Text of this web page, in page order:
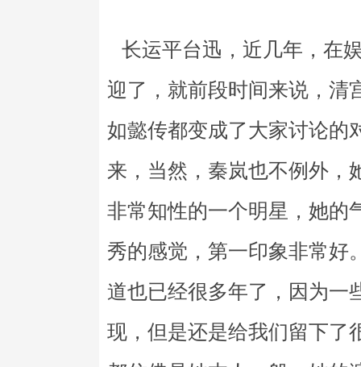
长运平台迅，近几年，在
迎了，就前段时间来说，清
如懿传都变成了大家讨论的
来，当然，秦岚也不例外，
非常知性的一个明星，她的
秀的感觉，第一印象非常好
道也已经很多年了，因为一
现，但是还是给我们留下了